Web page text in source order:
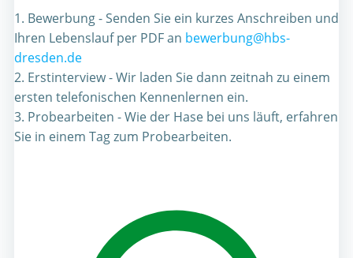
1. Bewerbung - Senden Sie ein kurzes Anschreiben und
Ihren Lebenslauf per PDF an bewerbung@hbs-
dresden.de
2. Erstinterview - Wir laden Sie dann zeitnah zu einem
ersten telefonischen Kennenlernen ein.
3. Probearbeiten - Wie der Hase bei uns läuft, erfahren
Sie in einem Tag zum Probearbeiten.